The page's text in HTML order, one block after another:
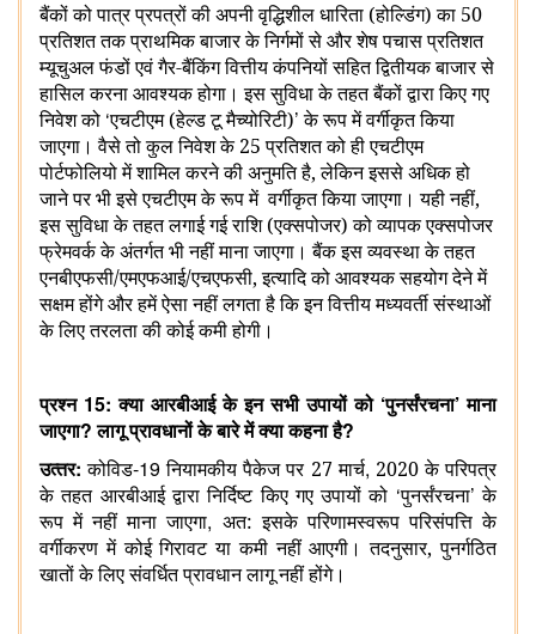
बैंकों को पात्र प्रपत्रों की अपनी वृद्धिशील धारिता (होल्डिंग) का 50
प्रतिशत तक प्राथमिक बाजार के निर्गमों से और शेष पचास प्रतिशत
म्यूचुअल फंडों एवं गैर-बैंकिंग वित्तीय कंपनियों सहित द्वितीयक बाजार से
हासिल करना आवश्‍यक होगा। इस सुविधा के तहत बैंकों द्वारा किए गए
निवेश को ‘एचटीएम (हेल्‍ड टू मैच्‍योरिटी)’के रूप में वर्गीकृत किया
जाएगा। वैसे तो कुल निवेश के 25 प्रतिशत को ही एचटीएम
पोर्टफोलियो में शामिल करने की अनुमति है, लेकिन इससे अधिक हो
जाने पर भी इसे एचटीएम के रूप में वर्गीकृत किया जाएगा। यही नहीं,
इस सुविधा के तहत लगाई गई राशि (एक्सपोजर) को व्‍यापक एक्सपोजर
फ्रेमवर्क के अंतर्गत भी नहीं माना जाएगा। बैंक इस व्‍यवस्‍था के तहत
एनबीएफसी/एमएफआई/एचएफसी, इत्‍यादि को आवश्‍यक सहयोग देने में
सक्षम होंगे और हमें ऐसा नहीं लगता है कि इन वित्तीय मध्यवर्ती संस्‍थाओं
के लिए तरलता की कोई कमी होगी।
प्रश्‍न15:क्या आरबीआई के इन सभी उपायों को ‘पुनर्संरचना’ माना
जाएगा?लागू प्रावधानों के बारे में क्या कहना है?
उत्‍तर: कोविड-19नियामकीय पैकेज पर 27 मार्च, 2020 के परिपत्र
के तहत आरबीआई द्वारा निर्दिष्‍ट किए गए उपायों को ‘पुनर्संरचना’के
रूप में नहींमाना जाएगा, अत: इसके परिणामस्वरूप परिसंपत्ति के
वर्गीकरण में कोई गिरावट या कमी नहीं आएगी। तदनुसार,पुनर्गठित
खातों के लिए संवर्धित प्रावधान लागू नहीं होंगे।